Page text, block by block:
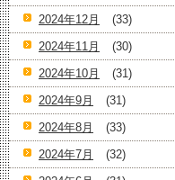
2024年12月
(33)
2024年11月
(30)
2024年10月
(31)
2024年9月
(31)
2024年8月
(33)
2024年7月
(32)